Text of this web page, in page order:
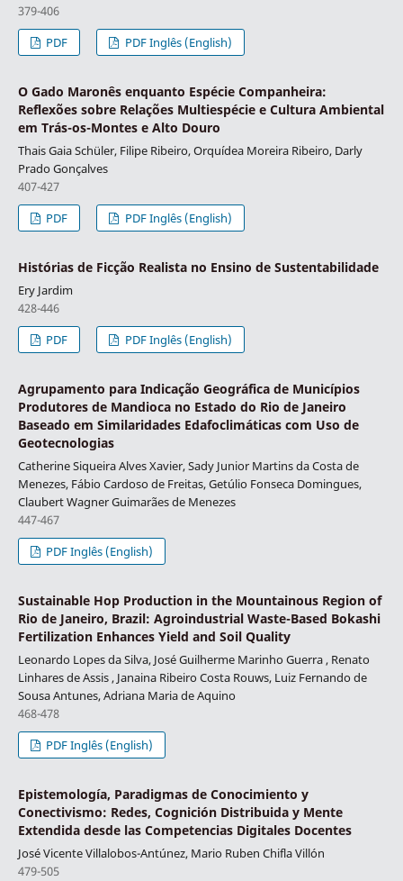
379-406
PDF
PDF Inglês (English)
O Gado Maronês enquanto Espécie Companheira:
Reflexões sobre Relações Multiespécie e Cultura Ambiental
em Trás-os-Montes e Alto Douro
Thais Gaia Schüler, Filipe Ribeiro, Orquídea Moreira Ribeiro, Darly
Prado Gonçalves
407-427
PDF
PDF Inglês (English)
Histórias de Ficção Realista no Ensino de Sustentabilidade
Ery Jardim
428-446
PDF
PDF Inglês (English)
Agrupamento para Indicação Geográfica de Municípios
Produtores de Mandioca no Estado do Rio de Janeiro
Baseado em Similaridades Edafoclimáticas com Uso de
Geotecnologias
Catherine Siqueira Alves Xavier, Sady Junior Martins da Costa de
Menezes, Fábio Cardoso de Freitas, Getúlio Fonseca Domingues,
Claubert Wagner Guimarães de Menezes
447-467
PDF Inglês (English)
Sustainable Hop Production in the Mountainous Region of
Rio de Janeiro, Brazil: Agroindustrial Waste-Based Bokashi
Fertilization Enhances Yield and Soil Quality
Leonardo Lopes da Silva, José Guilherme Marinho Guerra , Renato
Linhares de Assis , Janaina Ribeiro Costa Rouws, Luiz Fernando de
Sousa Antunes, Adriana Maria de Aquino
468-478
PDF Inglês (English)
Epistemología, Paradigmas de Conocimiento y
Conectivismo: Redes, Cognición Distribuida y Mente
Extendida desde las Competencias Digitales Docentes
José Vicente Villalobos-Antúnez, Mario Ruben Chifla Villón
479-505